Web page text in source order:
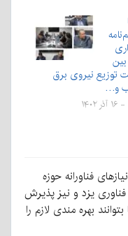
توزیع نیروی برق
و…
فناورانه حوزه
یزد و نیز پذیرش
بهره‌ مندی لازم‌ را